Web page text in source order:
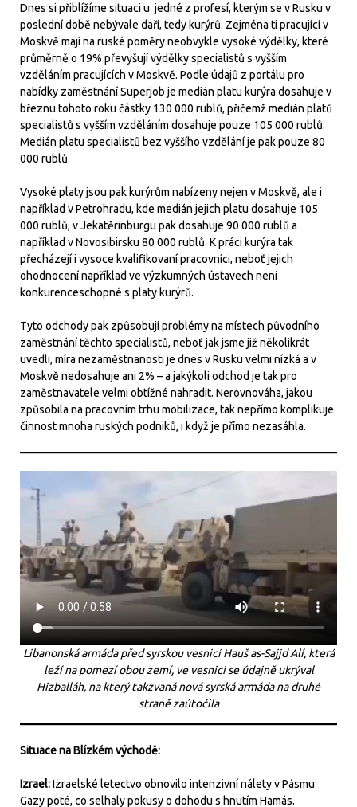
Dnes si přiblížíme situaci u jedné z profesí, kterým se v Rusku v
poslední době nebývale daří, tedy kurýrů. Zejména ti pracující v
Moskvě mají na ruské poměry neobvykle vysoké výdělky, které
průměrně o 19% převyšují výdělky specialistů s vyšším
vzděláním pracujících v Moskvě. Podle údajů z portálu pro
nabídky zaměstnání Superjob je medián platu kurýra dosahuje v
březnu tohoto roku částky 130 000 rublů, přičemž medián platů
specialistů s vyšším vzděláním dosahuje pouze 105 000 rublů.
Medián platu specialistů bez vyššího vzdělání je pak pouze 80
000 rublů.
Vysoké platy jsou pak kurýrům nabízeny nejen v Moskvě, ale i
například v Petrohradu, kde medián jejich platu dosahuje 105
000 rublů, v Jekatěrinburgu pak dosahuje 90 000 rublů a
například v Novosibirsku 80 000 rublů. K práci kurýra tak
přecházejí i vysoce kvalifikovaní pracovníci, neboť jejich
ohodnocení například ve výzkumných ústavech není
konkurenceschopné s platy kurýrů.
Tyto odchody pak způsobují problémy na místech původního
zaměstnání těchto specialistů, neboť jak jsme již několikrát
uvedli, míra nezaměstnanosti je dnes v Rusku velmi nízká a v
Moskvě nedosahuje ani 2% – a jakýkoli odchod je tak pro
zaměstnavatele velmi obtížné nahradit. Nerovnováha, jakou
způsobila na pracovním trhu mobilizace, tak nepřímo komplikuje
činnost mnoha ruských podniků, i když je přímo nezasáhla.
Libanonská armáda před syrskou vesnicí Hauš as-Sajjd Alí, která
leží na pomezí obou zemí, ve vesnici se údajně ukrýval
Hizballáh, na který takzvaná nová syrská armáda na druhé
straně zaútočila
Situace na Blízkém východě:
Izrael:Izraelské letectvo obnovilo intenzivní nálety v Pásmu
Gazy poté, co selhaly pokusy o dohodu s hnutím Hamás.